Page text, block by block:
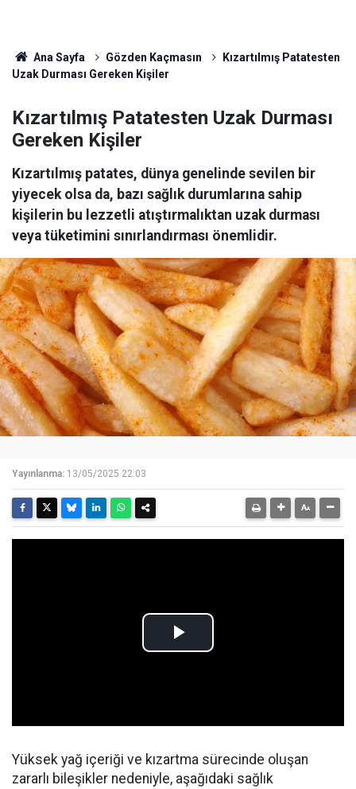
Ana Sayfa Gözden Kaçmasın
Kızartılmış Patatesten
Uzak Durması Gereken Kişiler
Kızartılmış Patatesten Uzak Durması
Gereken Kişiler
Kızartılmış patates, dünya genelinde sevilen bir
yiyecek olsa da, bazı sağlık durumlarına sahip
kişilerin bu lezzetli atıştırmalıktan uzak durması
veya tüketimini sınırlandırması önemlidir.
Yayınlanma: 13/05/2025 22:03
Yüksek yağ içeriği ve kızartma sürecinde oluşan
zararlı bileşikler nedeniyle, aşağıdaki sağlık